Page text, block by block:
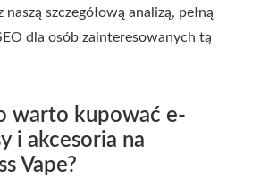
naszą szczegółową analizą, pełną
dla osób zainteresowanych tą
warto kupować e-
i akcesoria na
Vape?